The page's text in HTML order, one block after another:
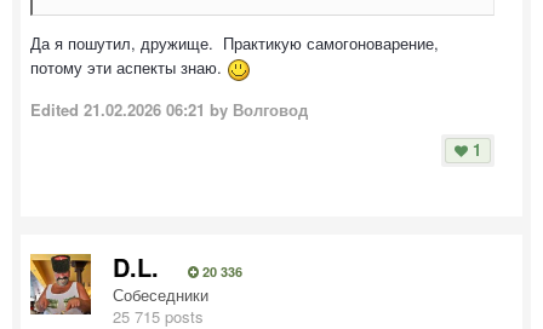
Да я пошутил, дружище. Практикую самогоноварение,
потому эти аспекты знаю.
Edited 21.02.2026 06:21 by Волговод
1
D.L. 20 336
Собеседники
25 715 posts